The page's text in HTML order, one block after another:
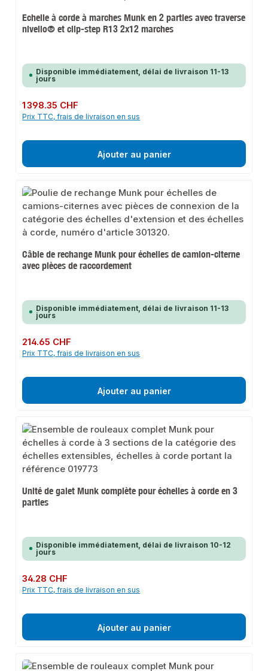
Echelle à corde à marches Munk en 2 parties avec traverse
nivello® et clip-step R13 2x12 marches
Disponible immédiatement, délai de livraison 11-13
jours
Prix régulier :
1 398.35 CHF
Prix TTC, frais de livraison en sus
Ajouter au panier
Câble de rechange Munk pour échelles de camion-citerne
avec pièces de raccordement
Disponible immédiatement, délai de livraison 11-13
jours
Prix régulier :
214.65 CHF
Prix TTC, frais de livraison en sus
Ajouter au panier
Unité de galet Munk complète pour échelles à corde en 3
parties
Disponible immédiatement, délai de livraison 10-12
jours
Prix régulier :
34.28 CHF
Prix TTC, frais de livraison en sus
Ajouter au panier